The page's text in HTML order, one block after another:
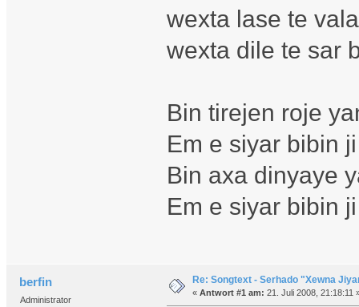
wexta lase te
wexta dile te sar
Bin tirejen roje
Em e siyar bibin
Bin axa dinyaye
Em e siyar bibin
berfin
Administrator
Re: Songtext - Serhado "Xewna
« Antwort #1 am: 21. Juli 2008, 21:18:11